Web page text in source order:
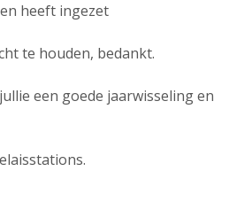
heeft ingezet
te houden, bedankt.
een goede jaarwisseling en